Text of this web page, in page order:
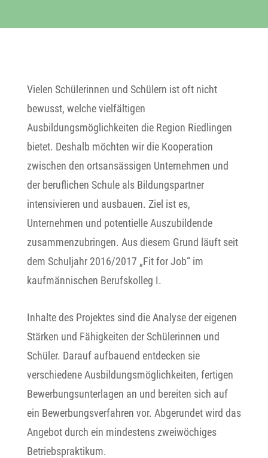
Vielen Schülerinnen und Schülern ist oft nicht
bewusst, welche vielfältigen
Ausbildungsmöglichkeiten die Region Riedlingen
bietet. Deshalb möchten wir die Kooperation
zwischen den ortsansässigen Unternehmen und
der beruflichen Schule als Bildungspartner
intensivieren und ausbauen. Ziel ist es,
Unternehmen und potentielle Auszubildende
zusammenzubringen. Aus diesem Grund läuft seit
dem Schuljahr 2016/2017 „Fit for Job“ im
kaufmännischen Berufskolleg I.
Inhalte des Projektes sind die Analyse der eigenen
Stärken und Fähigkeiten der Schülerinnen und
Schüler. Darauf aufbauend entdecken sie
verschiedene Ausbildungsmöglichkeiten, fertigen
Bewerbungsunterlagen an und bereiten sich auf
ein Bewerbungsverfahren vor. Abgerundet wird das
Angebot durch ein mindestens zweiwöchiges
Betriebspraktikum.